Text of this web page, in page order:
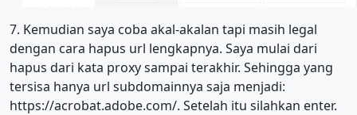
7. Kemudian saya coba akal-akalan tapi masih legal
dengan cara hapus url lengkapnya. Saya mulai dari
hapus dari kata proxy sampai terakhir. Sehingga yang
tersisa hanya url subdomainnya saja menjadi:
https://acrobat.adobe.com/. Setelah itu silahkan enter.